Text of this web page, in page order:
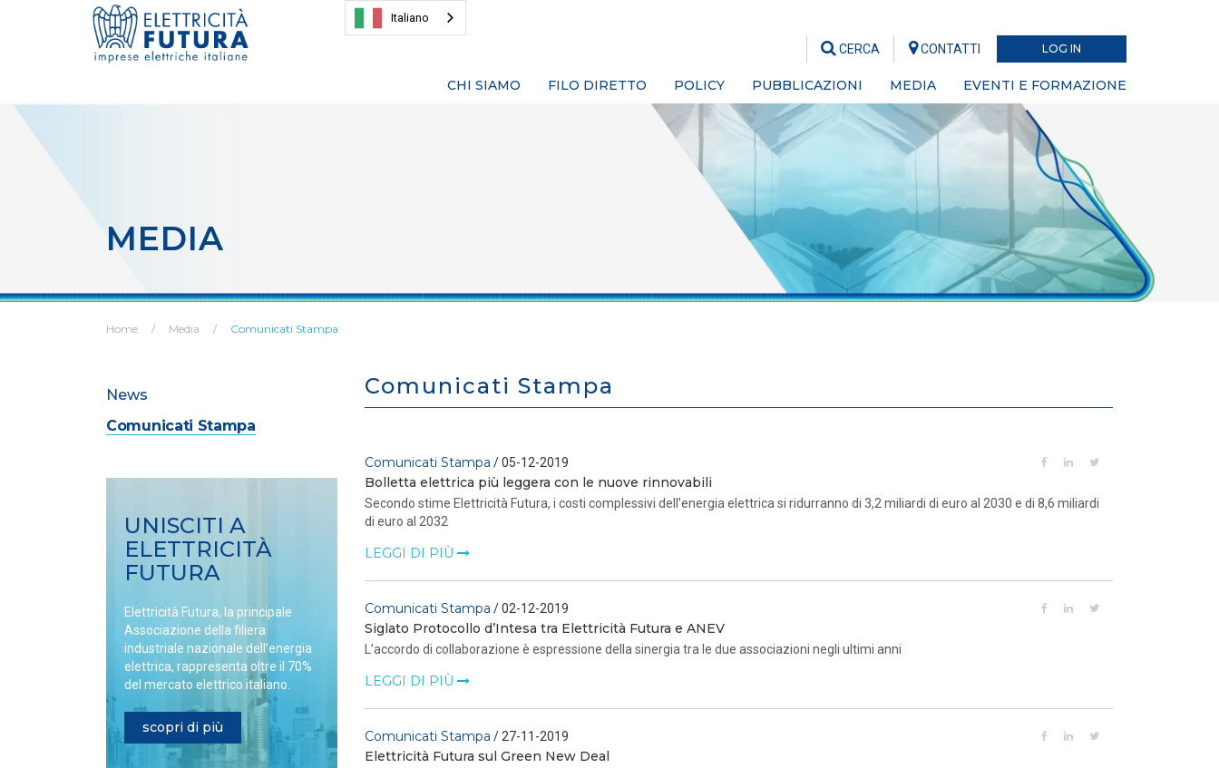
Italiano
LOG IN
CERCA CONTATTI
CHI SIAMO FILO DIRETTO POLICY PUBBLICAZIONI MEDIA EVENTI E FORMAZIONE
MEDIA
Home Media Comunicati Stampa
News
Comunicati Stampa
UNISCITI A
ELETTRICITÀ
FUTURA
Elettricità Futura, la principale
Associazione della filiera
industriale nazionale dell’energia
elettrica, rappresenta oltre il 70%
del mercato elettrico italiano.
scopri di più
Comunicati Stampa
Comunicati Stampa / 05-12-2019
Bolletta elettrica più leggera con le nuove rinnovabili
Secondo stime Elettricità Futura, i costi complessivi dell’energia elettrica si ridurranno di 3,2 miliardi di euro al 2030 e di 8,6 miliardi
di euro al 2032
LEGGI DI PIÙ
Comunicati Stampa / 02-12-2019
Siglato Protocollo d’Intesa tra Elettricità Futura e ANEV
L’accordo di collaborazione è espressione della sinergia tra le due associazioni negli ultimi anni
LEGGI DI PIÙ
Comunicati Stampa / 27-11-2019
Elettricità Futura sul Green New Deal